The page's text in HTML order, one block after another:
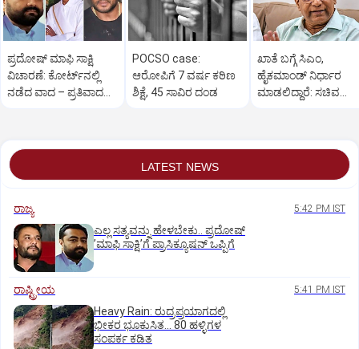
ಪ್ರದೋಷ್ ಮಾಫಿ ಸಾಕ್ಷಿ
ವಿಚಾರಣೆ: ಕೋರ್ಟ್‌ನಲ್ಲಿ
ನಡೆದ ವಾದ – ಪ್ರತಿವಾದದ
POCSO case:
ಆರೋಪಿಗೆ 7 ವರ್ಷ ಕಠಿಣ
ಶಿಕ್ಷೆ, 45 ಸಾವಿರ ದಂಡ
ಖಾತೆ ಬಗ್ಗೆ ಸಿಎಂ,
ಹೈಕಮಾಂಡ್ ನಿರ್ಧಾರ
ಮಾಡಲಿದ್ದಾರೆ: ಸಚಿವ
LATEST NEWS
ರಾಜ್ಯ 5:42 PM IST
ಎಲ್ಲ ಸತ್ಯವನ್ನು ಹೇಳಬೇಕು.. ಪ್ರದೋಷ್‌
ʼಮಾಫಿ ಸಾಕ್ಷಿʼಗೆ ಪ್ರಾಸಿಕ್ಯೂಷನ್ ಒಪ್ಪಿಗೆ
ರಾಷ್ಟ್ರೀಯ 5:41 PM IST
Heavy Rain: ರುದ್ರಪ್ರಯಾಗದಲ್ಲಿ
ಭೀಕರ ಭೂಕುಸಿತ... 80 ಹಳ್ಳಿಗಳ
ಸಂಪರ್ಕ ಕಡಿತ